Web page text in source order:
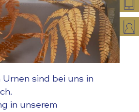
sind bei uns in
in unserem